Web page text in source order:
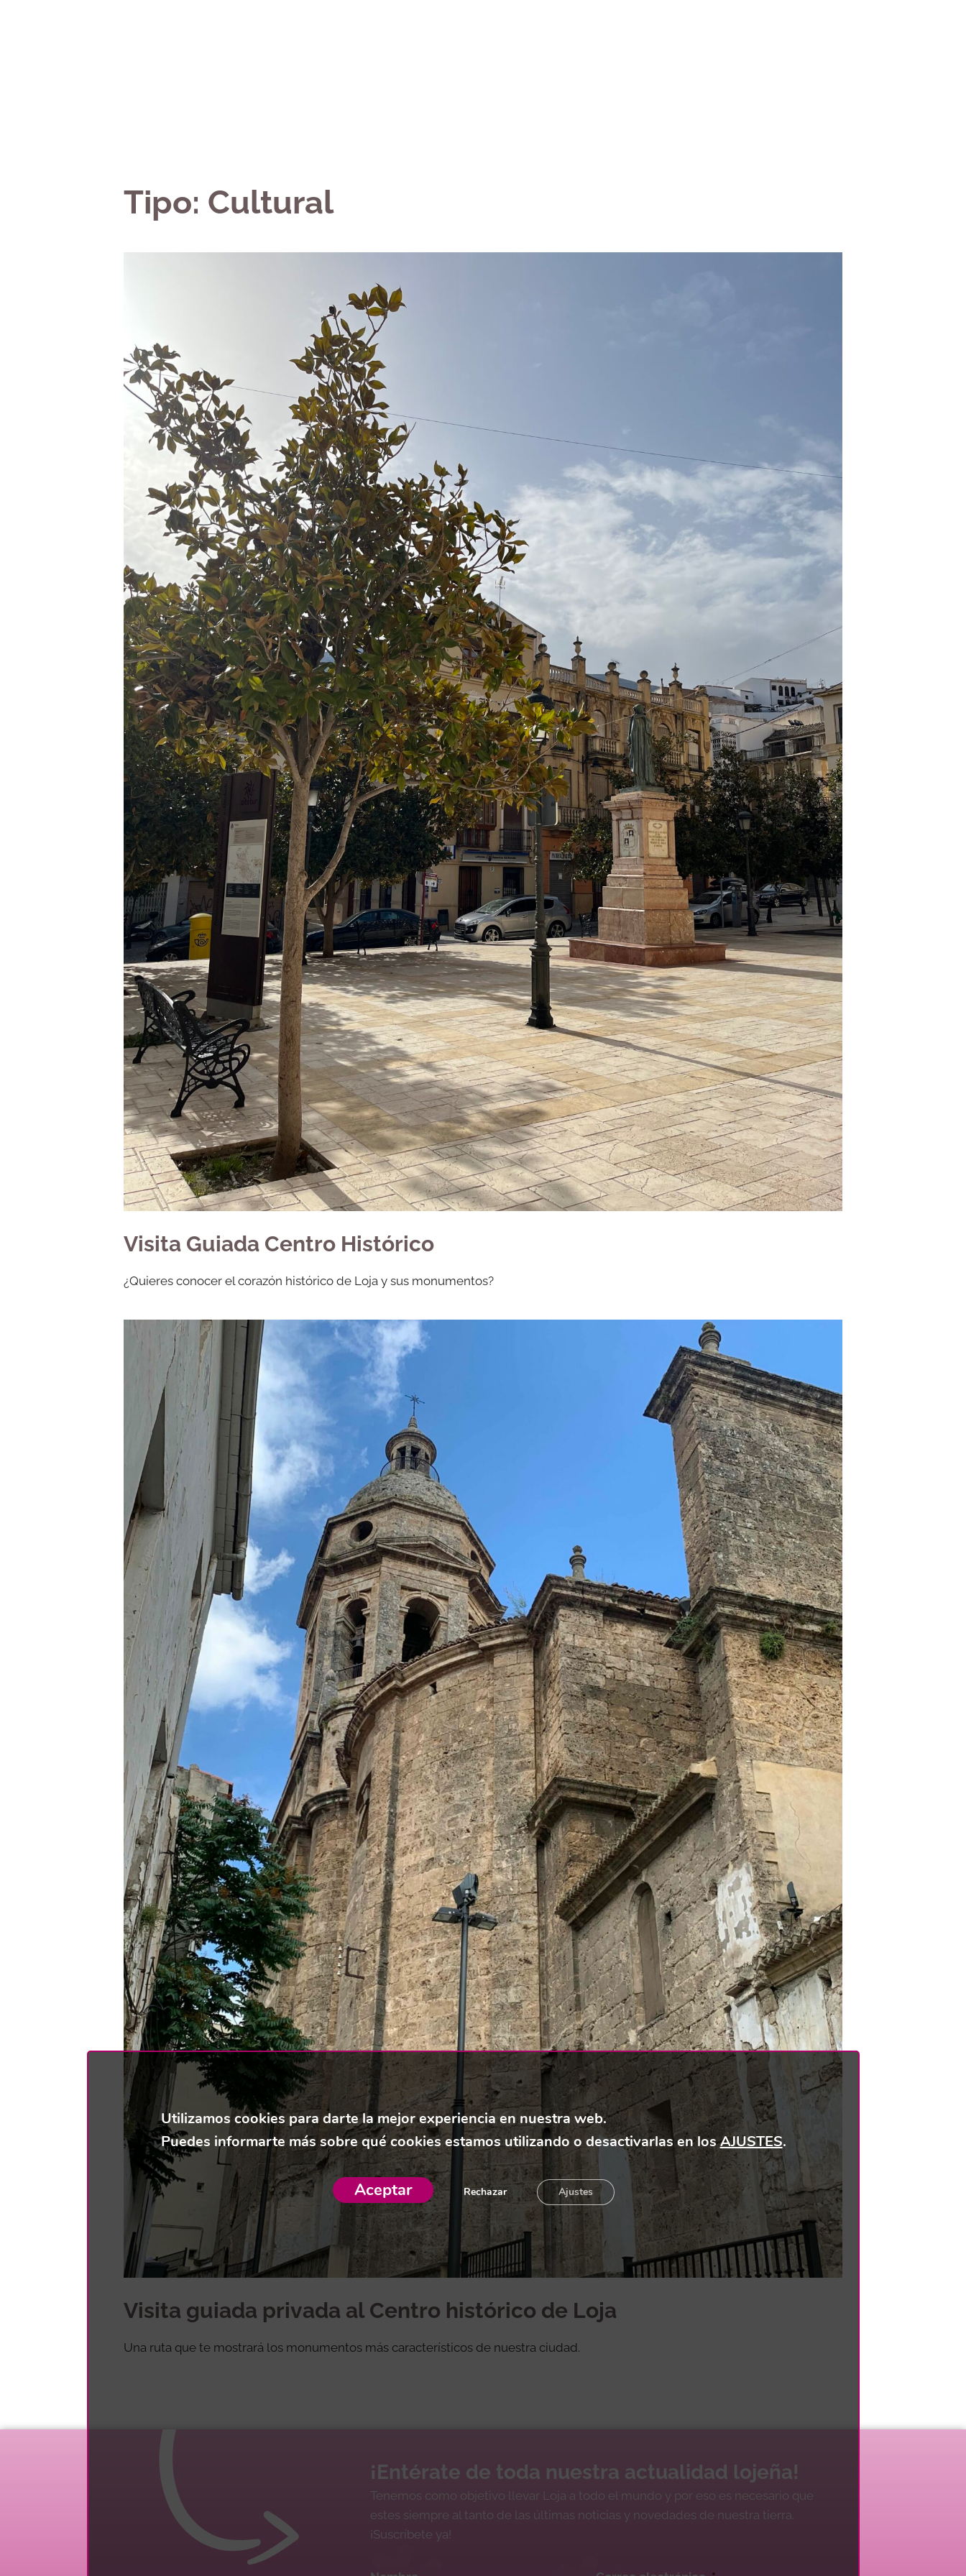
Tipo: Cultural
Visita Guiada Centro Histórico
¿Quieres conocer el corazón histórico de Loja y sus monumentos?
Visita guiada privada al Centro histórico de Loja
Una ruta que te mostrará los monumentos más característicos de nuestra ciudad.
¡Entérate de toda nuestra actualidad lojeña!
Tenemos como objetivo llevar Loja a todo el mundo y por eso es necesario que
estes siempre al tanto de las últimas noticias y novedades de nuestra tierra.
¡Suscríbete ya!
Utilizamos cookies para darte la mejor experiencia en nuestra web.
Puedes informarte más sobre qué cookies estamos utilizando o desactivarlas en losAJUSTES.
Aceptar Rechazar Ajustes